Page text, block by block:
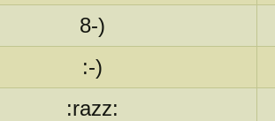
8-)
:-)
:razz: